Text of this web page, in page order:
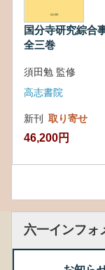
国分寺研究綜合
全三巻
須田勉 監修
高志書院
新刊 取り寄せ
46,200円
六一インフォ